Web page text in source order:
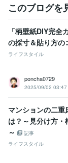
このブログを
「柄壁紙DIY完全
の採寸＆貼り方の
ライフスタイル
poncha0729
2025/09/02 03:47
マンションの二重
は？～見分け方
～
記事
ライフスタイル